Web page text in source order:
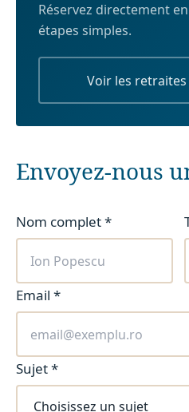
Réservez directement
étapes simples.
Voir les
Envoyez-nous
Nom complet*
Email *
Sujet*